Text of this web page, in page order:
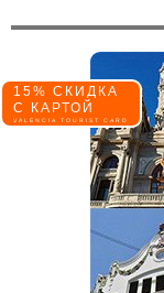
15% СКИДКА
С КАРТОЙ
VALENCIA TOURIST CARD